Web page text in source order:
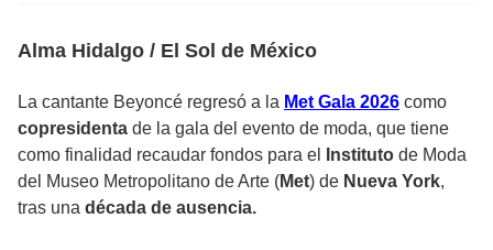
Alma Hidalgo / El Sol de México
La cantante Beyoncé regresó a la Met Gala 2026 como
copresidenta de la gala del evento de moda, que tiene
como finalidad recaudar fondos para el
nstituto de Moda
del Museo Metropolitano de Arte (Met) de Nueva York,
tras una década de ausencia.